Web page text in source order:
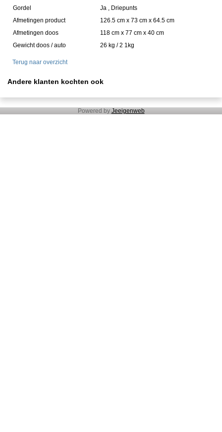
Gordel
Ja , Driepunts
Afmetingen product
126.5 cm x 73 cm x 64.5 cm
Afmetingen doos
118 cm x 77 cm x 40 cm
Gewicht doos / auto
26 kg / 2 1kg
Terug naar overzicht
Andere klanten kochten ook
Powered by Jeeigenweb